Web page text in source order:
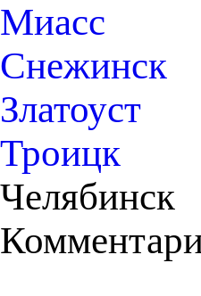
Миасс
Снежинск
Златоуст
Троицк
Челябинск